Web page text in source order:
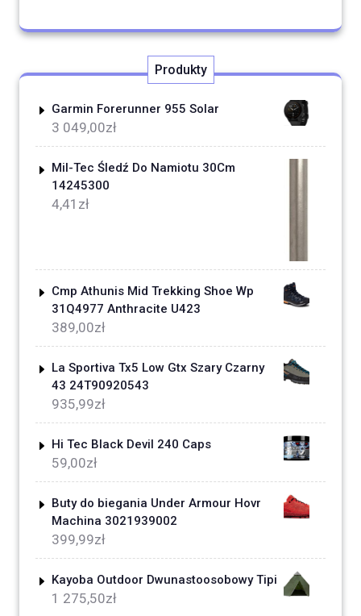
Produkty
Garmin Forerunner 955 Solar
3 049,00zł
Mil-Tec Śledź Do Namiotu 30Cm
14245300
4,41 zł
Cmp Athunis Mid Trekking Shoe Wp
31Q4977 Anthracite U423
389,00zł
La Sportiva Tx5 Low Gtx Szary Czarny
43 24T90920543
935,99zł
Hi Tec Black Devil 240 Caps
59,00zł
Buty do biegania Under Armour Hovr
Machina 3021939002
399,99zł
Kayoba Outdoor Dwunastoosobowy Tipi
1 275,50zł